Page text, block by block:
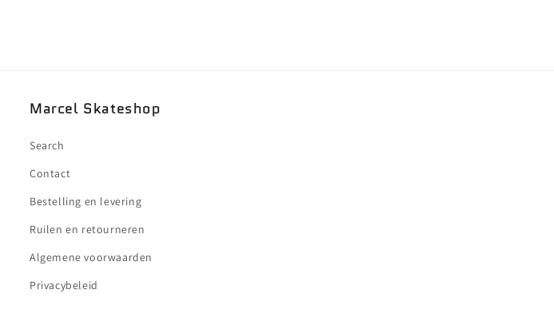
Marcel Skateshop
Search
Contact
Bestelling en levering
Ruilen en retourneren
Algemene voorwaarden
Privacybeleid